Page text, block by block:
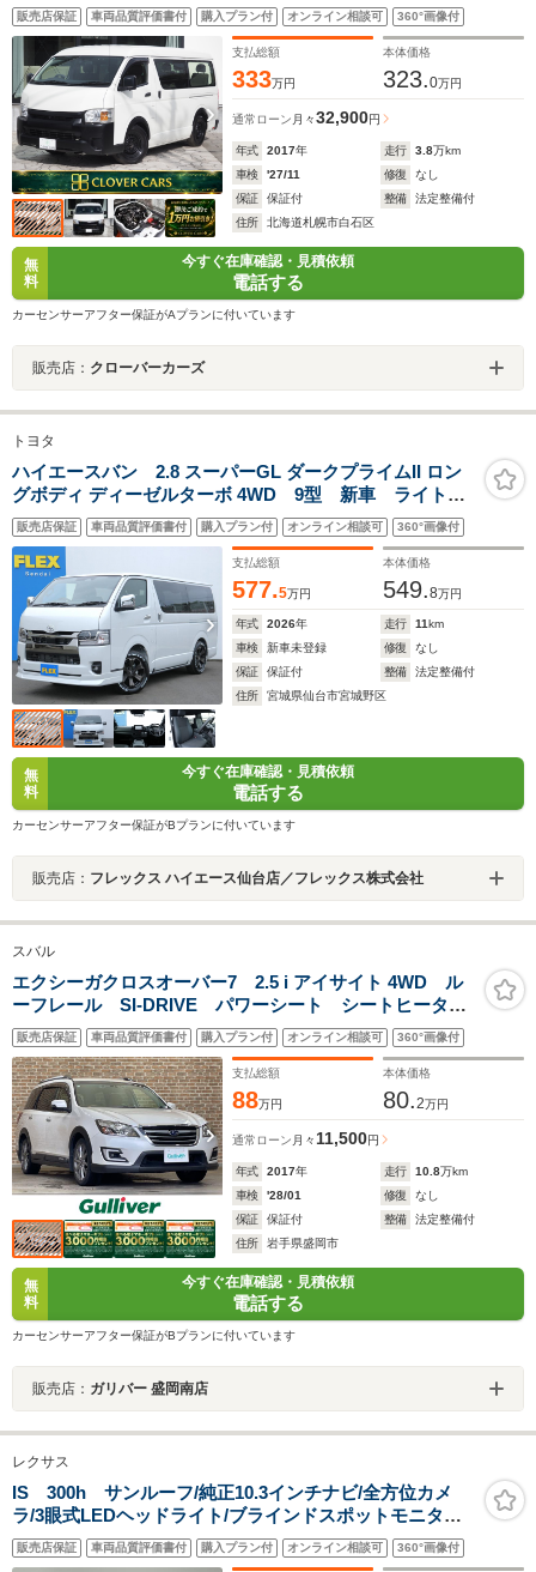
ネット・バックドアスムージング・ローダウン・電動ス
ライド・社外ナビ・F/B/Sカメラ・フルセグ・ETC・
LED・Rヒータークーラー・1年保証
販売店保証 車両品質評価書付 購入プラン付 オンライン相談可 360°画像付
支払総額
333万円
本体価格
323.0万円
通常ローン 月々32,900円
年式 2017年 走行 3.8万km
車検
'27/11 修復
なし
保証
保証付 整備
法定整備付
住所
北海道札幌市白石区
無
料
今すぐ在庫確認・見積依頼
電話する
カーセンサーアフター保証がAプランに付いています
販売店： クローバーカーズ
トヨタ
ハイエースバン 2.8 スーパーGL ダークプライムII ロン
グボディ ディーゼルターボ 4WD 9型 新車 ライトカ
スタム済み 1インチローダウン ベットキット アーバ
ングランデアルミホイル ナスカータイヤ アルティメ
ットライプ2LEDテール 両側パワスラ バイビームヘッ
トライト 寒冷地仕様
販売店保証 車両品質評価書付 購入プラン付 オンライン相談可 360°画像付
支払総額
577.5万円
本体価格
549.8万円
年式 2026年 走行 11km
車検
新車未登録 修復
なし
保証
保証付 整備
法定整備付
住所
宮城県仙台市宮城野区
無
料
今すぐ在庫確認・見積依頼
電話する
カーセンサーアフター保証がBプランに付いています
販売店： フレックス ハイエース仙台店／フレックス株式会社
スバル
エクシーガクロスオーバー7 2.5 i アイサイト 4WD ル
ーフレール SI-DRIVE パワーシート シートヒータ
ー アイサイトVer.2 全車速追従機能付きアダプティブ
クルーズコントロール パドルシフト カロッツェリア
ナビ フルセグTV
販売店保証 車両品質評価書付 購入プラン付 オンライン相談可 360°画像付
支払総額
88万円
本体価格
80.2万円
通常ローン 月々 11,500円
年式 2017年 走行 10.8万km
車検
'28/01 修復
なし
保証
保証付 整備
法定整備付
住所
岩手県盛岡市
無
料
今すぐ在庫確認・見積依頼
電話する
カーセンサーアフター保証がBプランに付いています
販売店： ガリバー 盛岡南店
レクサス
IS 300h サンルーフ/純正10.3インチナビ/全方位カメ
ラ/3眼式LEDヘッドライト/ブラインドスポットモニター/
パドルシフト/ドライブレコーダー/ETC2.0/シートヒータ
ー/パワーシート/純正アルミホイール/衝突軽減ブレー
販売店保証 車両品質評価書付 購入プラン付 オンライン相談可 360°画像付